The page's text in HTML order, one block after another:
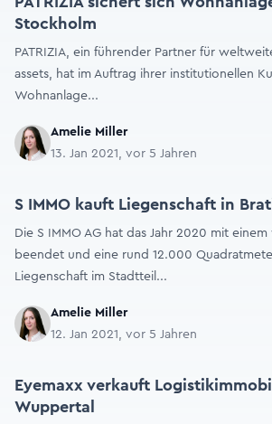
Stockholm
PATRIZIA, ein führender Partner für
assets, hat im Auftrag ihrer institutionellen
Wohnanlage...
Amelie Miller
13. Jan 2021, vor 5 Jahren
S IMMO kauft Liegenschaft in
Die S IMMO AG hat das Jahr 2020 mit
beendet und eine rund 12.000
Liegenschaft im Stadtteil...
Amelie Miller
12. Jan 2021, vor 5 Jahren
Eyemaxx verkauft
Wuppertal